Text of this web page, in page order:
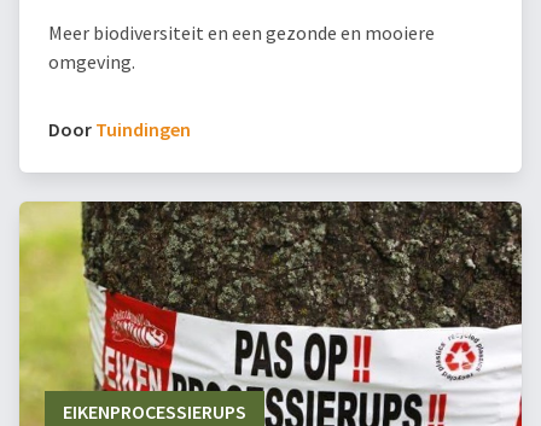
Meer biodiversiteit en een gezonde en mooiere
omgeving.
Door Tuindingen
EIKENPROCESSIERUPS